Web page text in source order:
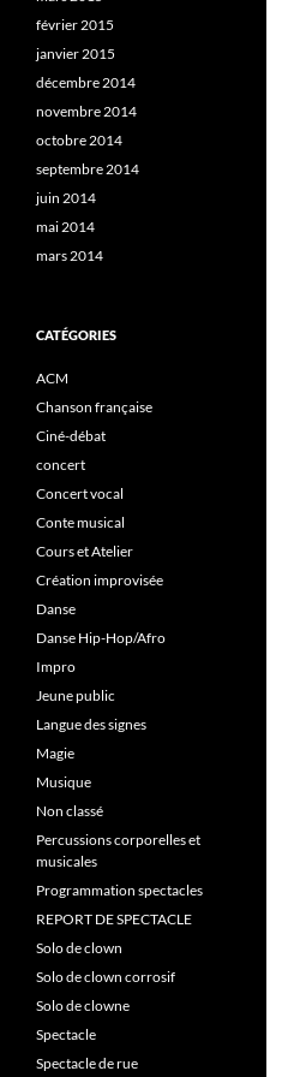
février 2015
janvier 2015
décembre 2014
novembre 2014
octobre 2014
septembre 2014
juin 2014
mai 2014
mars 2014
CATÉGORIES
ACM
Chanson française
Ciné-débat
concert
Concert vocal
Conte musical
Cours et Atelier
Création improvisée
Danse
Danse Hip-Hop/Afro
Impro
Jeune public
Langue des signes
Magie
Musique
Non classé
Percussions corporelles et
musicales
Programmation spectacles
REPORT DE SPECTACLE
Solo de clown
Solo de clown corrosif
Solo de clowne
Spectacle
Spectacle de rue